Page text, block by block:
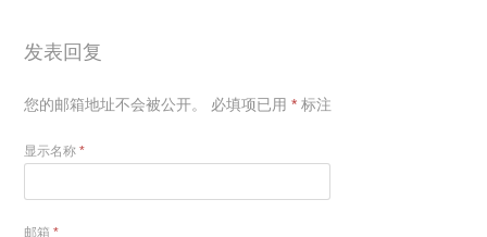
发表回复
您的邮箱地址不会被公开。 必填项已用* 标注
显示名称*
邮箱*